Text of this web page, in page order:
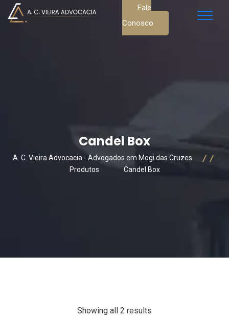
Fale
Conosco
Candel Box
A. C. Vieira Advocacia - Advogados em Mogi das Cruzes
Produtos
Candel Box
Showing all 2 results